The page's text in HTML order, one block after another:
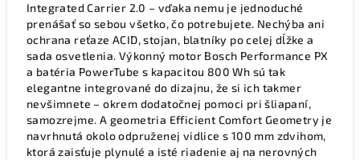
Integrated Carrier 2.0 – vďaka nemu je jednoduché
prenášať so sebou všetko, čo potrebujete. Nechýba ani
ochrana reťaze ACID, stojan, blatníky po celej dĺžke a
sada osvetlenia. Výkonný motor Bosch Performance PX
a batéria PowerTube s kapacitou 800 Wh sú tak
elegantne integrované do dizajnu, že si ich takmer
nevšimnete – okrem dodatočnej pomoci pri šliapaní,
samozrejme. A geometria Efficient Comfort Geometry je
navrhnutá okolo odpruženej vidlice s 100 mm zdvihom,
ktorá zaisťuje plynulé a isté riadenie aj na nerovných